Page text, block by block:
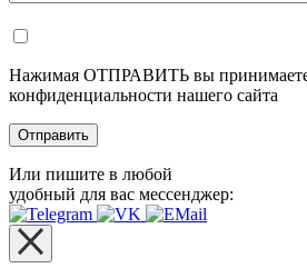
Нажимая ОТПРАВИТЬ вы
конфиденциальности нашего сайта
Или пишите в любой
удобный для вас мессенджер: